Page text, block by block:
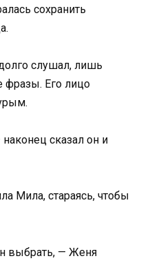
сохранить
слушал, лишь
фразы. Его лицо
сказал он и
Мила, стараясь, чтобы
выбрать, — Женя